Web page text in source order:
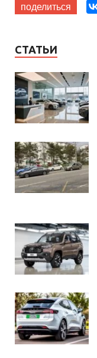
поделиться
СТАТЬИ